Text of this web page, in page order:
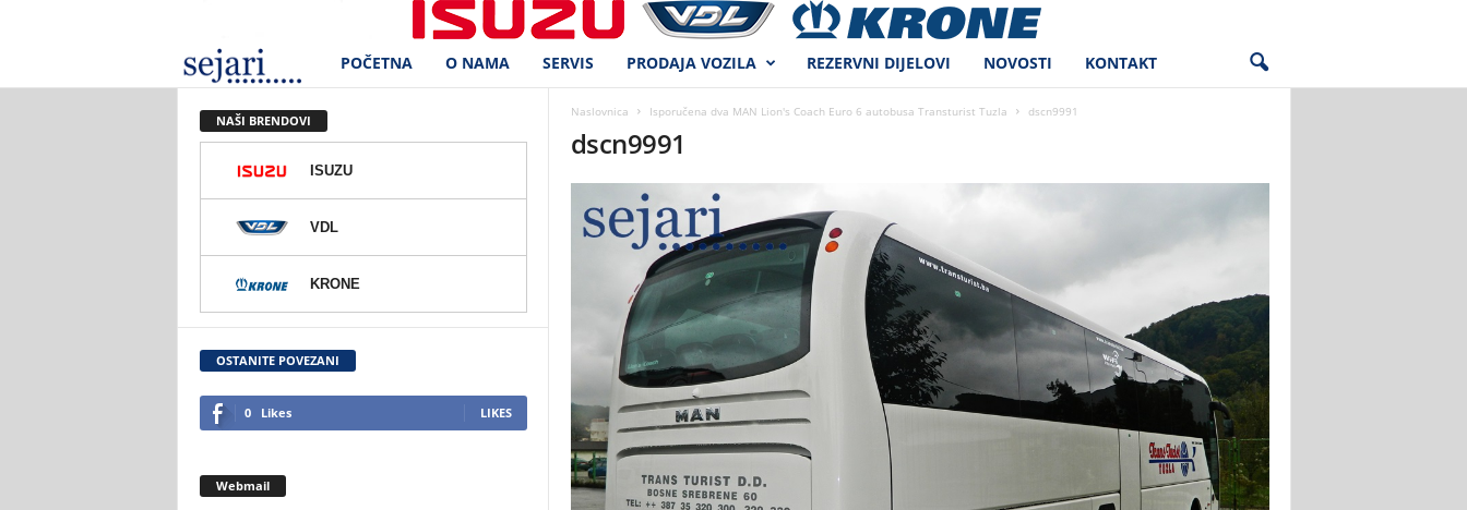
e
r
d
.
POČETNA O NAMA SERVIS PRODAJA VOZILA REZERVNI DIJELOVI NOVOSTI KONTAKT
Naslovnica Isporučena dva MAN Lion's Coach Euro 6 autobusa Transturist Tuzla dscn9991
dscn9991
NAŠI BRENDOVI
ISUZU
VDL
KRONE
OSTANITE POVEZANI
0 Likes LIKES
Webmail